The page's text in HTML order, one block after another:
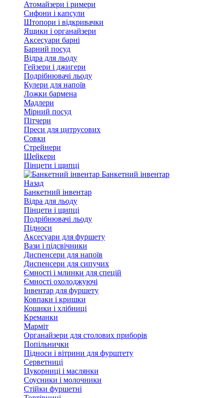
Атомайзери і римери
Сифони і капсули
Штопори і відкривачки
Ящики і органайзери
Аксесуари барні
Барний посуд
Відра для льоду
Гейзери і джигери
Подрібнювачі льоду
Кулери для напоїв
Ложки бармена
Мадлери
Мірний посуд
Пітчери
Преси для цитрусових
Совки
Стрейнери
Шейкери
Пінцети і щипці
Банкетний інвентар
Назад
Банкетний інвентар
Відра для льоду
Пінцети і щипці
Подрібнювачі льоду
Підноси
Аксесуари для фуршету
Вази і підсвічники
Диспенсери для напоїв
Диспенсери для сипучих
Ємності і млинки для спецій
Ємності охолоджуючі
Інвентар для фуршету
Ковпаки і кришки
Кошики і хлібниці
Креманки
Марміт
Органайзери для столових приборів
Попільнички
Підноси і вітрини для фурштету
Серветниці
Цукорниці і маслянки
Соусники і молочники
Стійки фуршетні